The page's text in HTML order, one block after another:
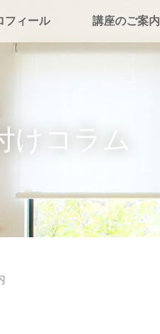
フィール 講座のご案内
けコラム